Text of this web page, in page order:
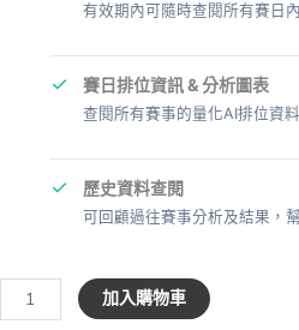
有效期內可隨時查閱所有賽日
✓ 賽日排位資訊 & 分析圖表
查閱所有賽事的量化AI排位資
✓ 歷史資料查閱
可回顧過往賽事分析及結果，
報
加入購物車